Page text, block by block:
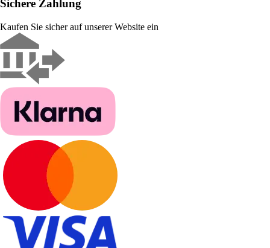
Sichere Zahlung
Kaufen Sie sicher auf unserer Website ein